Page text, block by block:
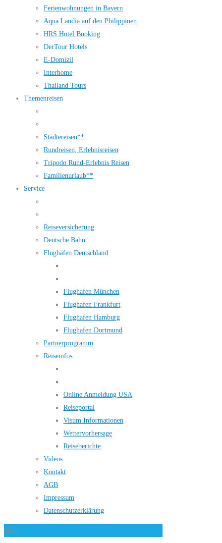
Ferienwohnungen in Bayern
Aqua Landia auf den Philippinen
HRS Hotel Booking
DerTour Hotels
E-Domizil
Interhome
Thailand Tours
Themenreisen
Städtereisen**
Rundreisen, Erlebnisreisen
Tripodo Rund-Erlebnis Reisen
Familienurlaub**
Service
Reiseversicherung
Deutsche Bahn
Flughäfen Deutschland
Flughafen München
Flughafen Frankfurt
Flughafen Hamburg
Flughafen Dortmund
Partnerprogramm
Reiseinfos
Online Anmeldung USA
Reiseportal
Visum Informationen
Wettervorhersage
Reiseberichte
Videos
Kontakt
AGB
Impressum
Datenschutzerklärung
Menu